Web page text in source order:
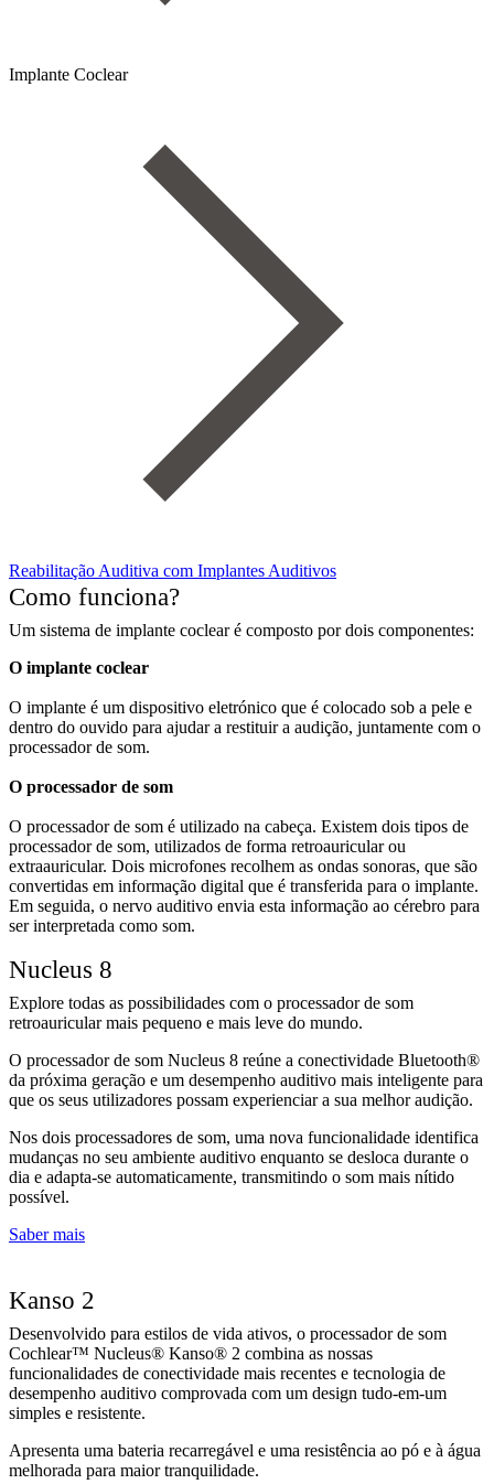
Implante Coclear
Reabilitação Auditiva com Implantes Auditivos
Como funciona?
Um sistema de implante coclear é composto por dois componentes:
O implante coclear
O implante é um dispositivo eletrónico que é colocado sob a pele e
dentro do ouvido para ajudar a restituir a audição, juntamente com o
processador de som.
O processador de som
O processador de som é utilizado na cabeça. Existem dois tipos de
processador de som, utilizados de forma retroauricular ou
extraauricular. Dois microfones recolhem as ondas sonoras, que são
convertidas em informação digital que é transferida para o implante.
Em seguida, o nervo auditivo envia esta informação ao cérebro para
ser interpretada como som.
Nucleus 8
Explore todas as possibilidades com o processador de som
retroauricular mais pequeno e mais leve do mundo.
O processador de som Nucleus 8 reúne a conectividade Bluetooth®
da próxima geração e um desempenho auditivo mais inteligente para
que os seus utilizadores possam experienciar a sua melhor audição.
Nos dois processadores de som, uma nova funcionalidade identifica
mudanças no seu ambiente auditivo enquanto se desloca durante o
dia e adapta-se automaticamente, transmitindo o som mais nítido
possível.
Saber mais
Kanso 2
Desenvolvido para estilos de vida ativos, o processador de som
Cochlear™ Nucleus® Kanso® 2 combina as nossas
funcionalidades de conectividade mais recentes e tecnologia de
desempenho auditivo comprovada com um design tudo-em-um
simples e resistente.
Apresenta uma bateria recarregável e uma resistência ao pó e à água
melhorada para maior tranquilidade.